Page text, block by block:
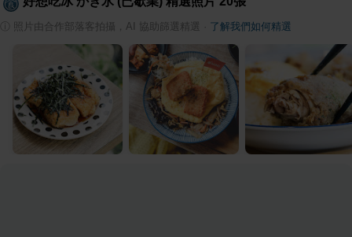
照片由合作部落客拍攝，AI 協助篩選精選 了解我們如何精選